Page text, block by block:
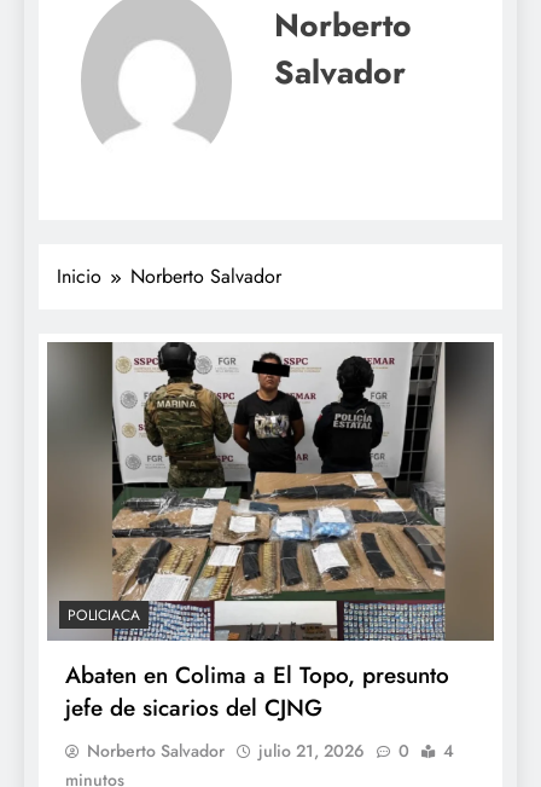
Norberto
Salvador
Inicio Norberto Salvador
POLICIACA
Abaten en Colima a El Topo, presunto
jefe de sicarios del CJNG
Norberto Salvador julio 21, 2026 0
4
minutos